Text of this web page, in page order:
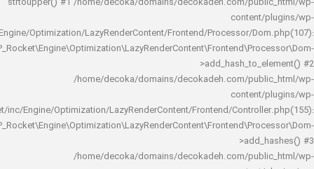
rocket/inc/Engine/Optimization/LazyRenderContent/Frontend/Processor/
/home/decoka/domains/decokadeh.com/
rocket/inc/Engine/Optimization/LazyRenderContent/Frontend/
/home/decoka/domains/decokadeh.com/